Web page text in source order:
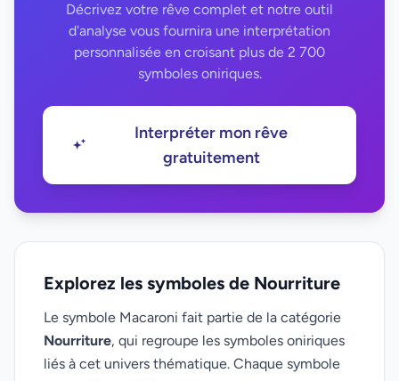
Décrivez votre rêve complet et notre outil
d'analyse vous fournira une interprétation
personnalisée en croisant plus de 2 700
symboles oniriques.
Interpréter mon rêve
gratuitement
Explorez les symboles de Nourriture
Le symbole Macaroni fait partie de la catégorie
Nourriture, qui regroupe les symboles oniriques
liés à cet univers thématique. Chaque symbole